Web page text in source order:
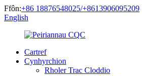
Ffôn:+86 18876548025/+8613906095209
English
Cartref
Cynhyrchion
Rholer Trac Cloddio